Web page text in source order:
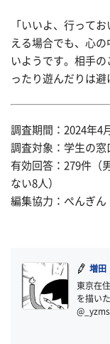
「いいよ、行って
える場合でも、心
いようです。相手
ったり遊んだりは避
調査期間：2024年4
調査対象：学生の窓
有効回答：279件（
ない8人）
編集協力：ぺんぎん
増田
東京在
を描い